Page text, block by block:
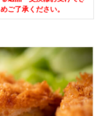
ご了承ください。